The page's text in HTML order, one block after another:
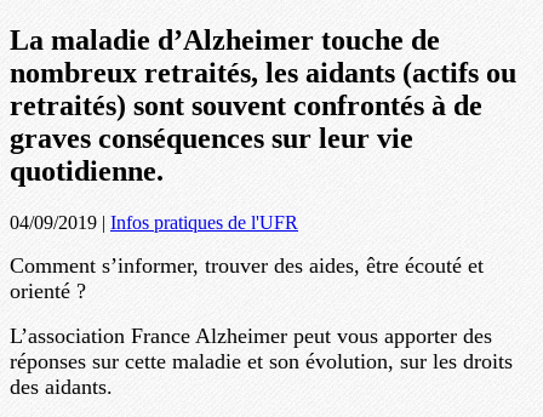
La maladie d’Alzheimer touche de
nombreux retraités, les aidants (actifs ou
retraités) sont souvent confrontés à de
graves conséquences sur leur vie
quotidienne.
04/09/2019 | Infos pratiques de l'UFR
Comment s’informer, trouver des aides, être écouté et
orienté ?
L’association France Alzheimer peut vous apporter des
réponses sur cette maladie et son évolution, sur les droits
des aidants.